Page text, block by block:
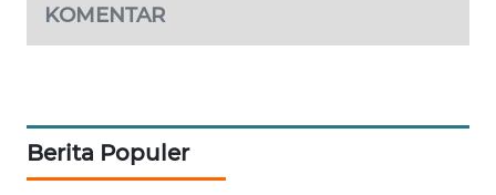
KOMENTAR
Berita Populer
AKHLAK
ID
NEWS
SONYA